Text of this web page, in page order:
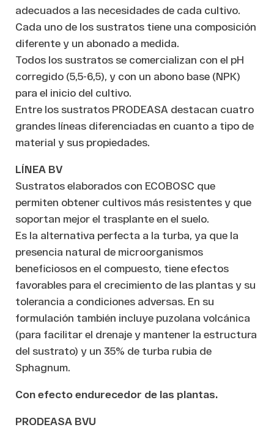
adecuados a las necesidades de cada cultivo.
Cada uno de los sustratos tiene una composición
diferente y un abonado a medida.
Todos los sustratos se comercializan con el pH
corregido (5,5-6,5), y con un abono base (NPK)
para el inicio del cultivo.
Entre los sustratos PRODEASA destacan cuatro
grandes líneas diferenciadas en cuanto a tipo de
material y sus propiedades.
LÍNEA BV
Sustratos elaborados con ECOBOSC que
permiten obtener cultivos más resistentes y que
soportan mejor el trasplante en el suelo.
Es la alternativa perfecta a la turba, ya que la
presencia natural de microorganismos
beneficiosos en el compuesto, tiene efectos
favorables para el crecimiento de las plantas y su
tolerancia a condiciones adversas. En su
formulación también incluye puzolana volcánica
(para facilitar el drenaje y mantener la estructura
del sustrato) y un 35% de turba rubia de
Sphagnum.
Con efecto endurecedor de las plantas.
PRODEASA BVU